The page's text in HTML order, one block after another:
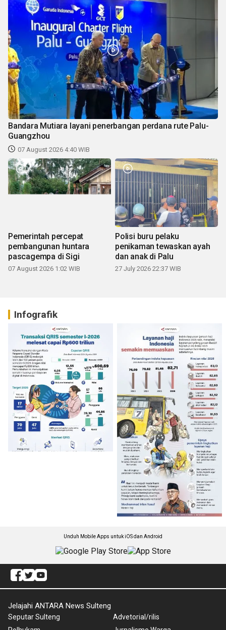
Bandara Mutiara layani penerbangan perdana rute Palu-
Guangzhou
07 August 2026 4:40 WIB
Pemerintah percepat
pembangunan huntara
pascagempa di Sigi
07 August 2026 1:02 WIB
Polisi buru pelaku
penikaman tewaskan ayah
dan anak di Palu
27 July 2026 22:37 WIB
Infografik
Unduh Mobile Apps untuk iOS dan Android
Jelajahi ANTARA News Sulteng
Seputar Sulteng
Advetorial/rilis